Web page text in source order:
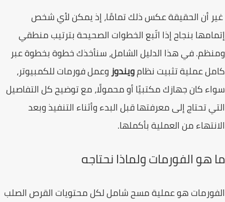
أن الحقيقة عكس ذلك تمامًا، إذ يمكن لأي شخص
بنجاح إذا اتّبع الخطوات الصحيحة بترتيب منطقي
في هذا الدليل الشامل، سنأخذك خطوة بخطوة عبر
عملية تثبيت نظامويندوزوعمل فورمات للكمبيوتر،
كان جهازك مكتبيًا أو محمولًا، مع توضيح كل التفاصيل
تحتاج إلى معرفتها قبل البدء وأثناء التنفيذ وبعد
من العملية بأكملها.
هو الفورمات ولماذا نحتاجه
هو عملية مسح شامل لكل محتويات القرص الصلب